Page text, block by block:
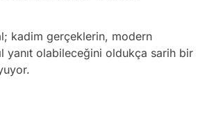
kadim gerçeklerin, modern
yanıt olabileceğini oldukça sarih bir